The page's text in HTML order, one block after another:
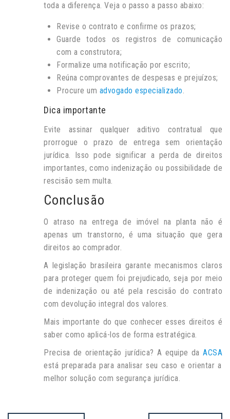
toda a diferença. Veja o passo a passo abaixo:
Revise o contrato e confirme os prazos;
Guarde todos os registros de comunicação
com a construtora;
Formalize uma notificação por escrito;
Reúna comprovantes de despesas e prejuízos;
Procure um advogado especializado.
Dica importante
Evite assinar qualquer aditivo contratual que
prorrogue o prazo de entrega sem orientação
jurídica. Isso pode significar a perda de direitos
importantes, como indenização ou possibilidade de
rescisão sem multa.
Conclusão
O atraso na entrega de imóvel na planta não é
apenas um transtorno, é uma situação que gera
direitos ao comprador.
A legislação brasileira garante mecanismos claros
para proteger quem foi prejudicado, seja por meio
de indenização ou até pela rescisão do contrato
com devolução integral dos valores.
Mais importante do que conhecer esses direitos é
saber como aplicá-los de forma estratégica.
Precisa de orientação jurídica? A equipe da ACSA
está preparada para analisar seu caso e orientar a
melhor solução com segurança jurídica.